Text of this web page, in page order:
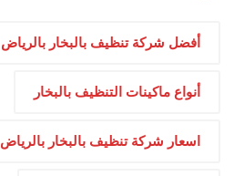
أفضل شركة تنظيف بالبخار بالرياض
أنواع ماكينات التنظيف بالبخار
اسعار شركة تنظيف بالبخار بالرياض